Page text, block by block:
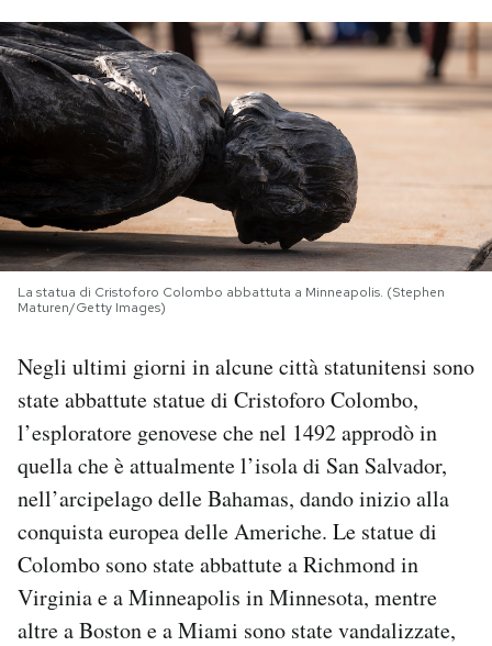
PODCAST
NEWSLETTER
I MIEI PREFERITI
SHOP
CALENDARIO
AREA PERSONALE
Area Personale
Newsletter
Notifiche mobile
Regala il Post
Hai bisogno di aiuto?
La statua di Cristoforo Colombo abbattuta a Minneapolis. (Stephen
Maturen/Getty Images)
Negli ultimi giorni in alcune città statunitensi sono
state abbattute statue di Cristoforo Colombo,
l’esploratore genovese che nel 1492 approdò in
quella che è attualmente l’isola di San Salvador,
nell’arcipelago delle Bahamas, dando inizio alla
conquista europea delle Americhe. Le statue di
Colombo sono state abbattute a Richmond in
Virginia e a Minneapolis in Minnesota, mentre
altre a Boston e a Miami sono state vandalizzate,